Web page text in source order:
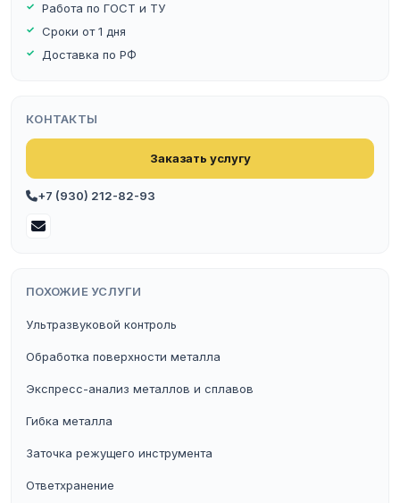
Работа по ГОСТ и ТУ
Сроки от 1 дня
Доставка по РФ
КОНТАКТЫ
Заказать услугу
+7 (930) 212-82-93
ПОХОЖИЕ УСЛУГИ
Ультразвуковой контроль
Обработка поверхности металла
Экспресс-анализ металлов и сплавов
Гибка металла
Заточка режущего инструмента
Ответхранение